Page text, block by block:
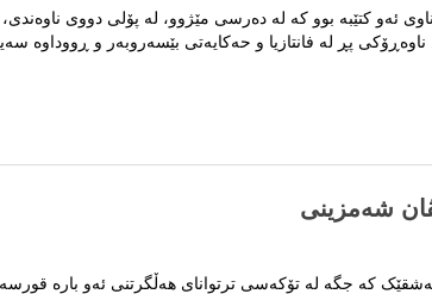
ئەو کتێبە بوو کە لە دەرسی مێژوو، لە پۆلی دووی
پڕ لە فانتازیا و حەکایەتی بێسەروبەر و ڕووداوە
شەمزینی
کە جگە لە تۆکەسی ترتوانای هەڵگرتنی ئەو بارە